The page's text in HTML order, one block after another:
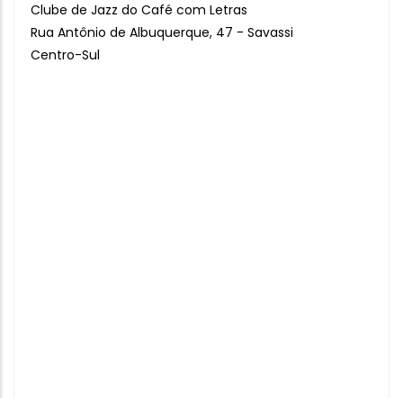
Clube de Jazz do Café com Letras
Rua Antônio de Albuquerque, 47 - Savassi
Centro-Sul